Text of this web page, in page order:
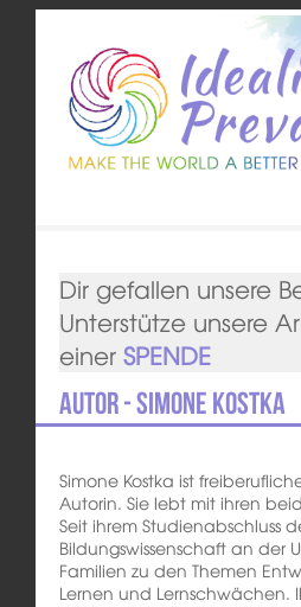
Dir gefallen unsere
Unterstütze unsere
einer SPENDE
Autor - Simone Kostka
Simone Kostka ist
Autorin. Sie lebt mit ihren
Seit ihrem Studienabschluss
Bildungswissenschaft an der
Familien zu den Themen
Lernen und Lernschwächen.